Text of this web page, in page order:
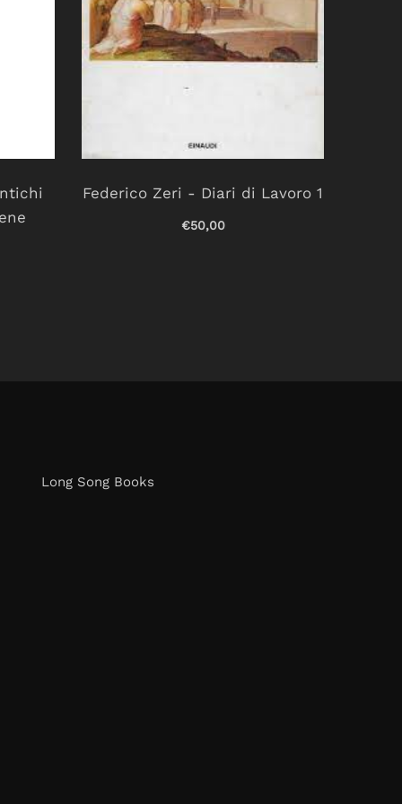
Federico Zeri - Diari di Lavoro 1
€50,00
Long Song Books